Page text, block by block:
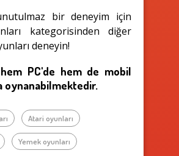
bir deneyim için
kategorisinden diğer
deneyin!
PC'de hem de mobil
oynanabilmektedir.
Atari oyunları
Yemek oyunları